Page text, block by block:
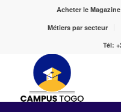
Acheter le Magazine
Métiers par secteur
Tél: